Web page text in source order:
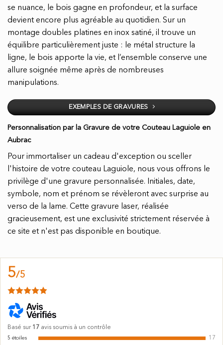
se nuance, le bois gagne en profondeur, et la surface
devient encore plus agréable au quotidien. Sur un
montage doubles platines en inox satiné, il trouve un
équilibre particulièrement juste : le métal structure la
ligne, le bois apporte la vie, et l’ensemble conserve une
allure soignée même après de nombreuses
manipulations.
EXEMPLES DE GRAVURES
Personnalisation par la Gravure de votre Couteau Laguiole en
Aubrac
Pour immortaliser un cadeau d'exception ou sceller
l'histoire de votre couteau Laguiole, nous vous offrons le
privilège d'une gravure personnalisée. Initiales, date,
symbole, nom et prénom se révèleront avec surprise au
verso de la lame. Cette gravure laser, réalisée
gracieusement, est une exclusivité strictement réservée à
ce site et n'est pas disponible en boutique.
5/5
Basé sur 17 avis soumis à un contrôle
5 étoiles 17